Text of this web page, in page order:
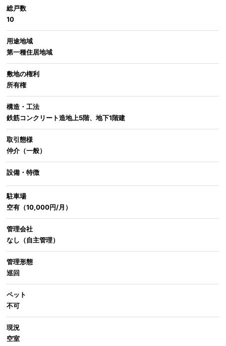
総戸数
10
用途地域
第一種住居地域
敷地の権利
所有権
構造・工法
鉄筋コンクリート造地上5階、地下1階建
取引態様
仲介（一般）
設備・特徴
駐車場
空有（10,000円/月）
管理会社
なし（自主管理）
管理形態
巡回
ペット
不可
現況
空室